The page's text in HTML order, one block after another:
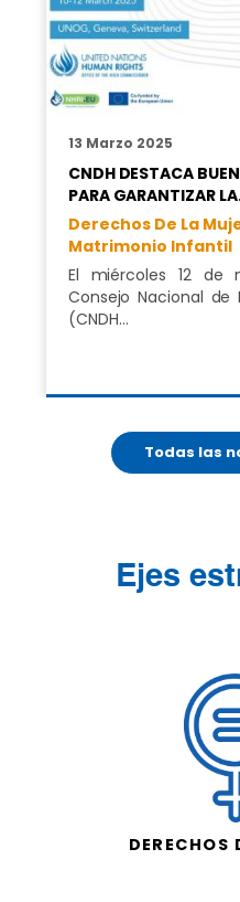
13 Marzo 2025
CNDH DESTACA
PARA GARANTIZAR
Derechos De La
Matrimonio Infantil
El miércoles 12 de
Consejo Nacional de
(CNDH…
Todas las
Ejes
DERECHOS